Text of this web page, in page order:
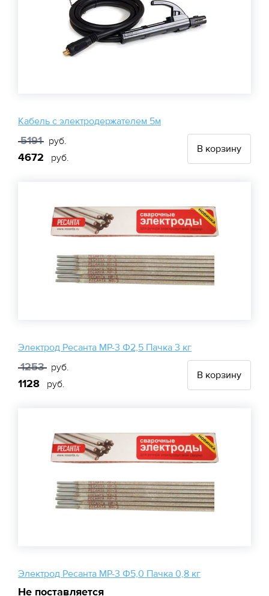
Кабель с электродержателем 5м
5191 руб.
4672 руб.
В корзину
Электрод Ресанта МР-3 Ф2,5 Пачка 3 кг
1253 руб.
1128 руб.
В корзину
Электрод Ресанта МР-3 Ф5,0 Пачка 0,8 кг
Не поставляется